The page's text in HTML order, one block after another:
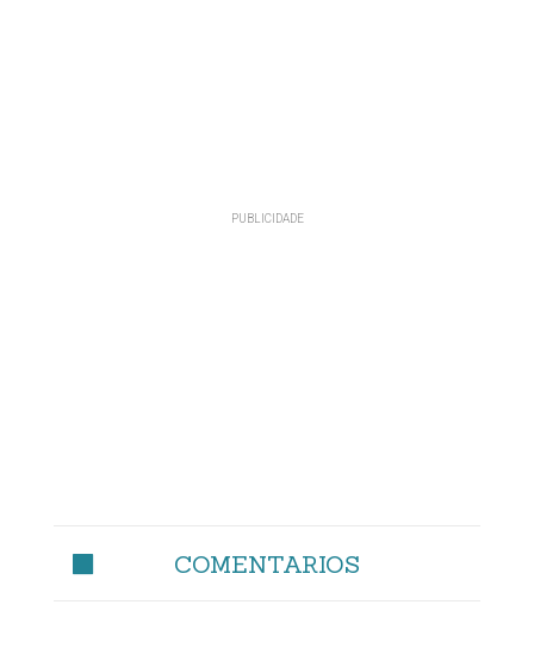
COMENTARIOS